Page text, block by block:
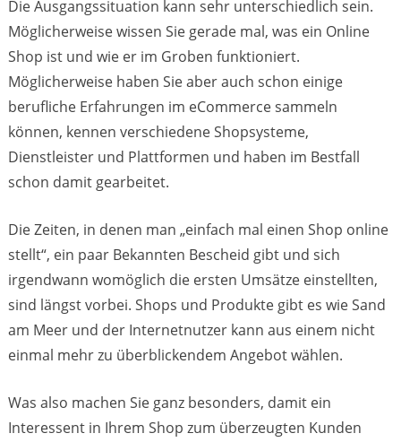
Die Ausgangssituation kann sehr unterschiedlich sein.
Möglicherweise wissen Sie gerade mal, was ein Online
Shop ist und wie er im Groben funktioniert.
Möglicherweise haben Sie aber auch schon einige
berufliche Erfahrungen im eCommerce sammeln
können, kennen verschiedene Shopsysteme,
Dienstleister und Plattformen und haben im Bestfall
schon damit gearbeitet.
Die Zeiten, in denen man „einfach mal einen Shop online
stellt“, ein paar Bekannten Bescheid gibt und sich
irgendwann womöglich die ersten Umsätze einstellten,
sind längst vorbei. Shops und Produkte gibt es wie Sand
am Meer und der Internetnutzer kann aus einem nicht
einmal mehr zu überblickendem Angebot wählen.
Was also machen Sie ganz besonders, damit ein
Interessent in Ihrem Shop zum überzeugten Kunden